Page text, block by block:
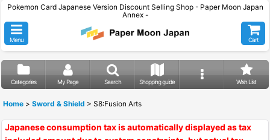
Pokemon Card Japanese Version Discount Selling Shop - Paper Moon Japan
Annex -
Menu Cart
Categories My Page Search Shopping guide Wish List
Home > Sword & Shield > S8:Fusion Arts
Japanese consumption tax is automatically displayed as tax